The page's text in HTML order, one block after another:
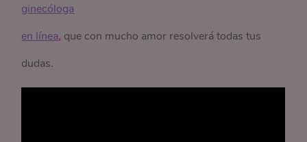
ginecóloga
en línea, que con mucho amor resolverá todas tus
dudas.